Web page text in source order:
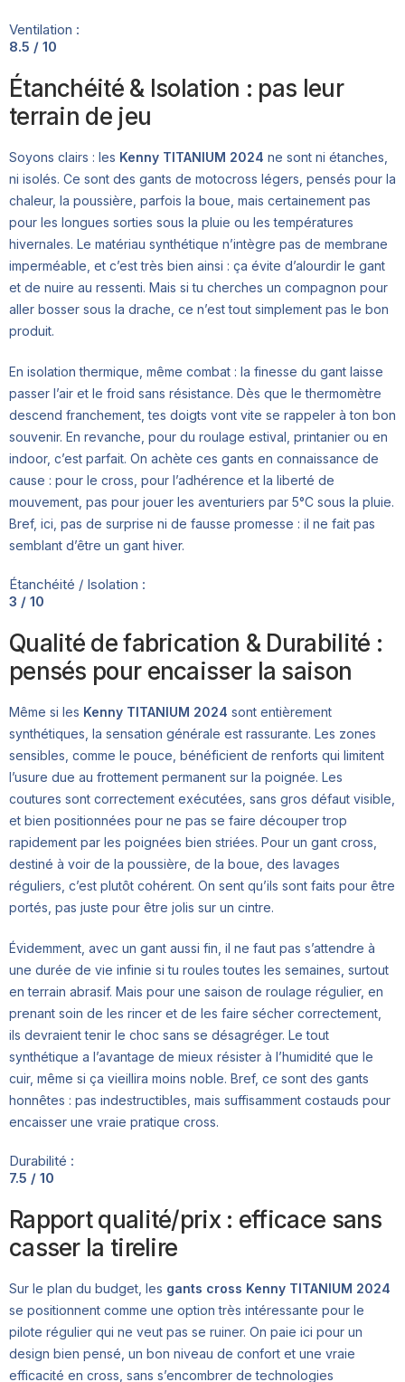
Ventilation :
8.5 / 10
Étanchéité & Isolation : pas leur
terrain de jeu
Soyons clairs : les Kenny TITANIUM 2024 ne sont ni étanches,
ni isolés. Ce sont des gants de motocross légers, pensés pour la
chaleur, la poussière, parfois la boue, mais certainement pas
pour les longues sorties sous la pluie ou les températures
hivernales. Le matériau synthétique n’intègre pas de membrane
imperméable, et c’est très bien ainsi : ça évite d’alourdir le gant
et de nuire au ressenti. Mais si tu cherches un compagnon pour
aller bosser sous la drache, ce n’est tout simplement pas le bon
produit.
En isolation thermique, même combat : la finesse du gant laisse
passer l’air et le froid sans résistance. Dès que le thermomètre
descend franchement, tes doigts vont vite se rappeler à ton bon
souvenir. En revanche, pour du roulage estival, printanier ou en
indoor, c’est parfait. On achète ces gants en connaissance de
cause : pour le cross, pour l’adhérence et la liberté de
mouvement, pas pour jouer les aventuriers par 5°C sous la pluie.
Bref, ici, pas de surprise ni de fausse promesse : il ne fait pas
semblant d’être un gant hiver.
Étanchéité / Isolation :
3 / 10
Qualité de fabrication & Durabilité :
pensés pour encaisser la saison
Même si les Kenny TITANIUM 2024 sont entièrement
synthétiques, la sensation générale est rassurante. Les zones
sensibles, comme le pouce, bénéficient de renforts qui limitent
l’usure due au frottement permanent sur la poignée. Les
coutures sont correctement exécutées, sans gros défaut visible,
et bien positionnées pour ne pas se faire découper trop
rapidement par les poignées bien striées. Pour un gant cross,
destiné à voir de la poussière, de la boue, des lavages
réguliers, c’est plutôt cohérent. On sent qu’ils sont faits pour être
portés, pas juste pour être jolis sur un cintre.
Évidemment, avec un gant aussi fin, il ne faut pas s’attendre à
une durée de vie infinie si tu roules toutes les semaines, surtout
en terrain abrasif. Mais pour une saison de roulage régulier, en
prenant soin de les rincer et de les faire sécher correctement,
ils devraient tenir le choc sans se désagréger. Le tout
synthétique a l’avantage de mieux résister à l’humidité que le
cuir, même si ça vieillira moins noble. Bref, ce sont des gants
honnêtes : pas indestructibles, mais suffisamment costauds pour
encaisser une vraie pratique cross.
Durabilité :
7.5 / 10
Rapport qualité/prix : efficace sans
casser la tirelire
Sur le plan du budget, les gants cross Kenny TITANIUM 2024
se positionnent comme une option très intéressante pour le
pilote régulier qui ne veut pas se ruiner. On paie ici pour un
design bien pensé, un bon niveau de confort et une vraie
efficacité en cross, sans s’encombrer de technologies